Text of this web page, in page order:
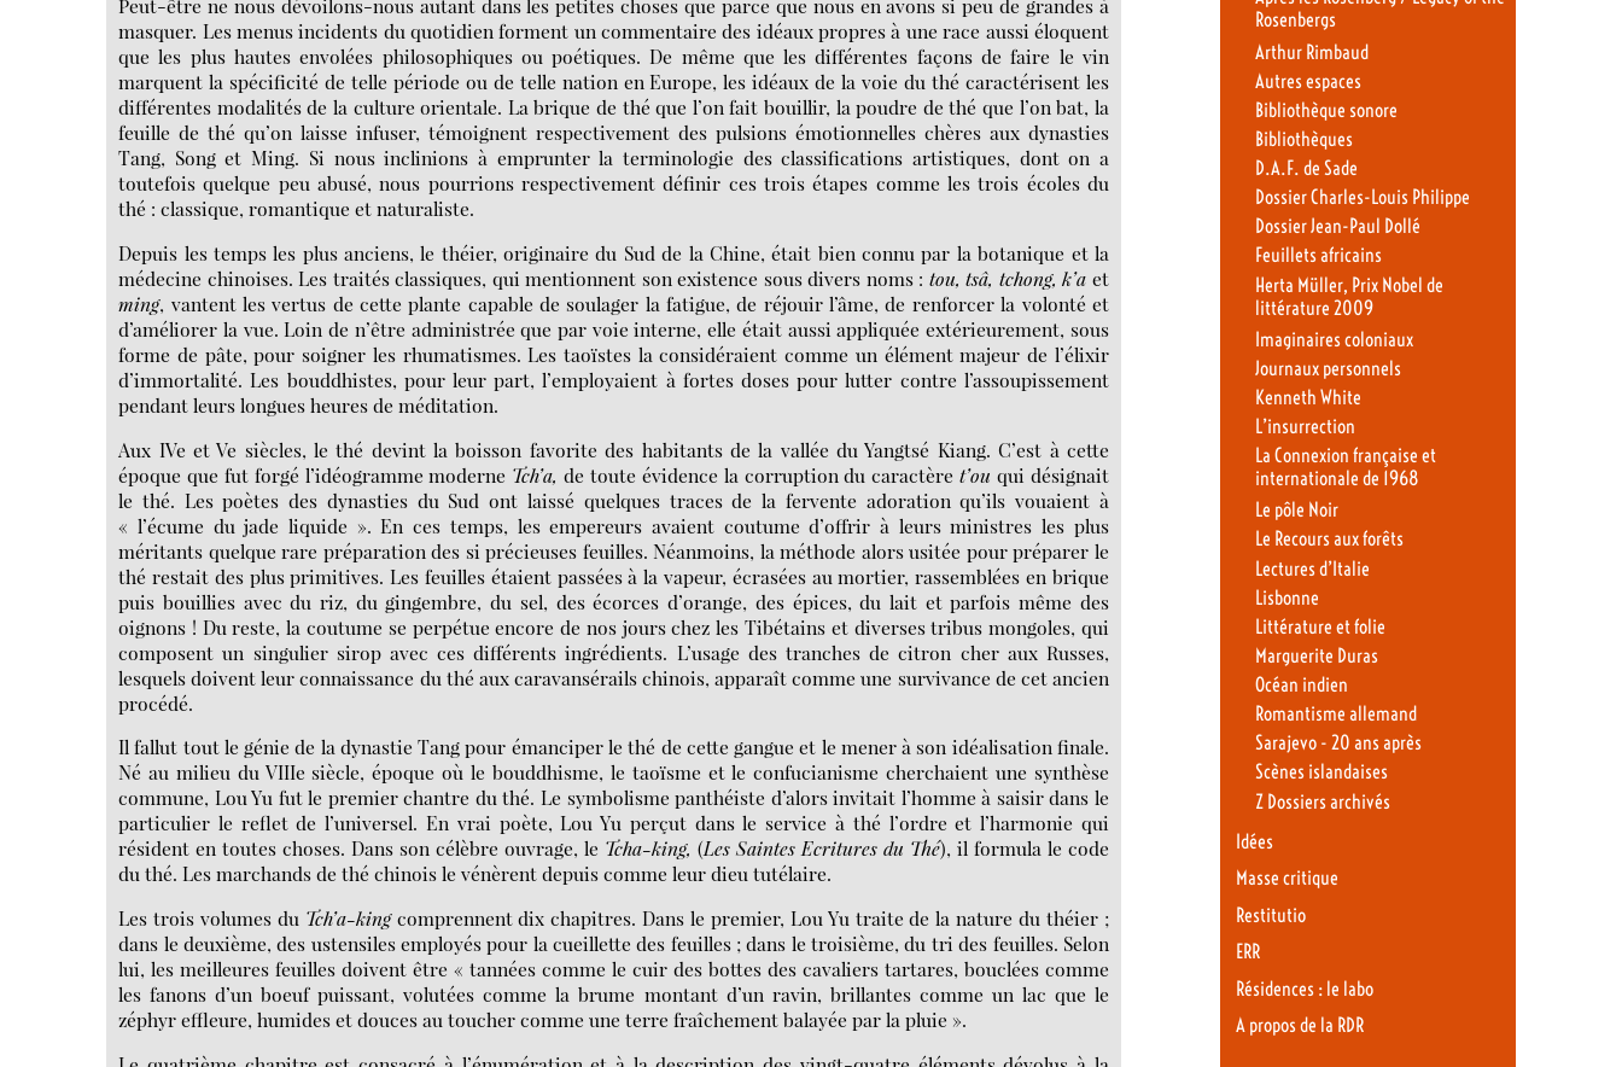
Peut-être ne nous dévoilons-nous autant dans les petites choses que parce que nous en avons si peu de grandes à
masquer. Les menus incidents du quotidien forment un commentaire des idéaux propres à une race aussi éloquent
que les plus hautes envolées philosophiques ou poétiques. De même que les différentes façons de faire le vin
marquent la spécificité de telle période ou de telle nation en Europe, les idéaux de la voie du thé caractérisent les
différentes modalités de la culture orientale. La brique de thé que l’on fait bouillir, la poudre de thé que l’on bat, la
feuille de thé qu’on laisse infuser, témoignent respectivement des pulsions émotionnelles chères aux dynasties
Tang, Song et Ming. Si nous inclinions à emprunter la terminologie des classifications artistiques, dont on a
toutefois quelque peu abusé, nous pourrions respectivement définir ces trois étapes comme les trois écoles du
thé : classique, romantique et naturaliste.
Depuis les temps les plus anciens, le théier, originaire du Sud de la Chine, était bien connu par la botanique et la
médecine chinoises. Les traités classiques, qui mentionnent son existence sous divers noms : tou, tsâ, tchong, k’a et
ming, vantent les vertus de cette plante capable de soulager la fatigue, de réjouir l’âme, de renforcer la volonté et
d’améliorer la vue. Loin de n’être administrée que par voie interne, elle était aussi appliquée extérieurement, sous
forme de pâte, pour soigner les rhumatismes. Les taoïstes la considéraient comme un élément majeur de l’élixir
d’immortalité. Les bouddhistes, pour leur part, l’employaient à fortes doses pour lutter contre l’assoupissement
pendant leurs longues heures de méditation.
Aux IVe et Ve siècles, le thé devint la boisson favorite des habitants de la vallée du Yangtsé Kiang. C’est à cette
époque que fut forgé l’idéogramme moderne Tch’a,de toute évidence la corruption du caractèret’ouqui désignait
le thé. Les poètes des dynasties du Sud ont laissé quelques traces de la fervente adoration qu’ils vouaient à
« l’écume du jade liquide ». En ces temps, les empereurs avaient coutume d’offrir à leurs ministres les plus
méritants quelque rare préparation des si précieuses feuilles. Néanmoins, la méthode alors usitée pour préparer le
thé restait des plus primitives. Les feuilles étaient passées à la vapeur, écrasées au mortier, rassemblées en brique
puis bouillies avec du riz, du gingembre, du sel, des écorces d’orange, des épices, du lait et parfois même des
oignons ! Du reste, la coutume se perpétue encore de nos jours chez les Tibétains et diverses tribus mongoles, qui
composent un singulier sirop avec ces différents ingrédients. L’usage des tranches de citron cher aux Russes,
lesquels doivent leur connaissance du thé aux caravansérails chinois, apparaît comme une survivance de cet ancien
procédé.
Il fallut tout le génie de la dynastie Tang pour émanciper le thé de cette gangue et le mener à son idéalisation finale.
Né au milieu du VIIIe siècle, époque où le bouddhisme, le taoïsme et le confucianisme cherchaient une synthèse
commune, Lou Yu fut le premier chantre du thé. Le symbolisme panthéiste d’alors invitait l’homme à saisir dans le
particulier le reflet de l’universel. En vrai poète, Lou Yu perçut dans le service à thé l’ordre et l’harmonie qui
résident en toutes choses. Dans son célèbre ouvrage, le Tcha-king, (Les Saintes Ecritures du Thé), il formula le code
du thé. Les marchands de thé chinois le vénèrent depuis comme leur dieu tutélaire.
Les trois volumes du Tch’a-kingcomprennent dix chapitres. Dans le premier, Lou Yu traite de la nature du théier ;
dans le deuxième, des ustensiles employés pour la cueillette des feuilles ; dans le troisième, du tri des feuilles. Selon
lui, les meilleures feuilles doivent être « tannées comme le cuir des bottes des cavaliers tartares, bouclées comme
les fanons d’un boeuf puissant, volutées comme la brume montant d’un ravin, brillantes comme un lac que le
zéphyr effleure, humides et douces au toucher comme une terre fraîchement balayée par la pluie ».
Rosenbergs
Arthur Rimbaud
Autres espaces
Bibliothèque sonore
Bibliothèques
D.A.F. de Sade
Dossier Charles-Louis Philippe
Dossier Jean-Paul Dollé
Feuillets africains
Herta Müller, Prix Nobel de
littérature 2009
Imaginaires coloniaux
Journaux personnels
Kenneth White
L’insurrection
La Connexion française et
internationale de 1968
Le pôle Noir
Le Recours aux forêts
Lectures d’Italie
Lisbonne
Littérature et folie
Marguerite Duras
Océan indien
Romantisme allemand
Sarajevo - 20 ans après
Scènes islandaises
Z Dossiers archivés
Idées
Masse critique
Restitutio
ERR
Résidences : le labo
A propos de la RDR